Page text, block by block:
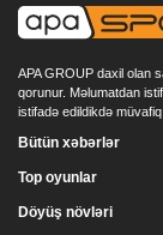
APA GROUP daxil olan
qorunur. Məlumatdan
istifadə edildikdə
Bütün xəbərlər
Top oyunlar
Döyüş növləri